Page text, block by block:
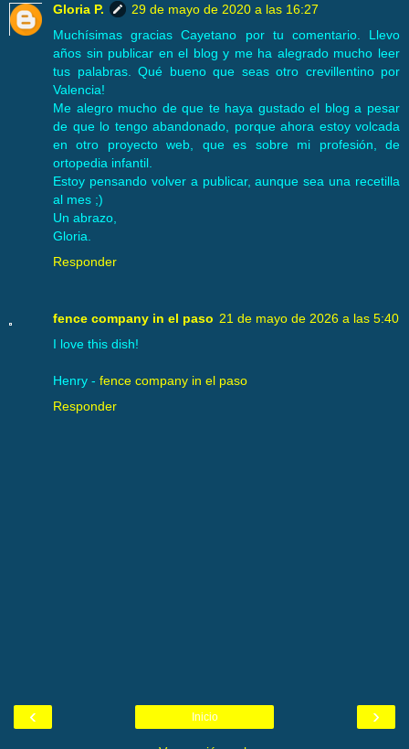
Gloria P.
29 de mayo de 2020 a las 16:27
Muchísimas gracias Cayetano por tu comentario. Llevo
años sin publicar en el blog y me ha alegrado mucho leer
tus palabras. Qué bueno que seas otro crevillentino por
Valencia!
Me alegro mucho de que te haya gustado el blog a pesar
de que lo tengo abandonado, porque ahora estoy volcada
en otro proyecto web, que es sobre mi profesión, de
ortopedia infantil.
Estoy pensando volver a publicar, aunque sea una recetilla
al mes ;)
Un abrazo,
Gloria.
Responder
fence company in el paso 21 de mayo de 2026 a las 5:40
I love this dish!
Henry - fence company in el paso
Responder
‹ ›
Inicio